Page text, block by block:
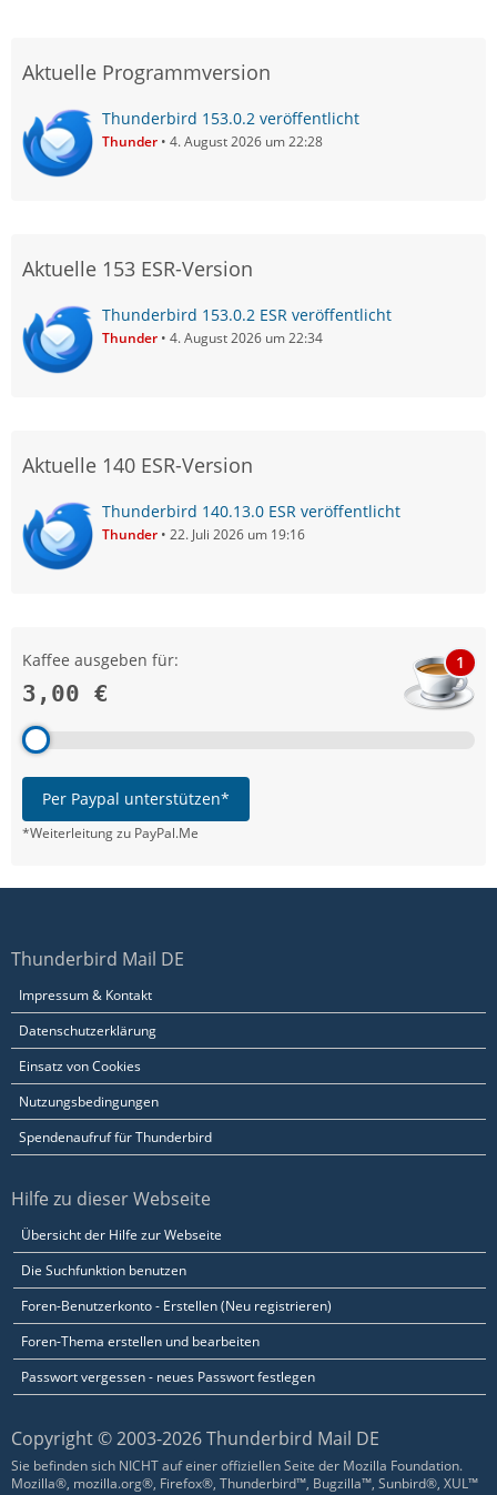
Aktuelle Programmversion
Thunderbird 153.0.2 veröffentlicht
Thunder 4. August 2026 um 22:28
Aktuelle 153 ESR-Version
Thunderbird 153.0.2 ESR veröffentlicht
Thunder 4. August 2026 um 22:34
Aktuelle 140 ESR-Version
Thunderbird 140.13.0 ESR veröffentlicht
Thunder 22. Juli 2026 um 19:16
Kaffee ausgeben für:
3,00 €
1
Per Paypal unterstützen*
*Weiterleitung zu PayPal.Me
Thunderbird Mail DE
Impressum & Kontakt
Datenschutzerklärung
Einsatz von Cookies
Nutzungsbedingungen
Spendenaufruf für Thunderbird
Hilfe zu dieser Webseite
Übersicht der Hilfe zur Webseite
Die Suchfunktion benutzen
Foren-Benutzerkonto - Erstellen (Neu registrieren)
Foren-Thema erstellen und bearbeiten
Passwort vergessen - neues Passwort festlegen
Copyright © 2003-2026 Thunderbird Mail DE
Sie befinden sich NICHT auf einer offiziellen Seite der Mozilla Foundation.
Mozilla®, mozilla.org®, Firefox®, Thunderbird™, Bugzilla™, Sunbird®, XUL™